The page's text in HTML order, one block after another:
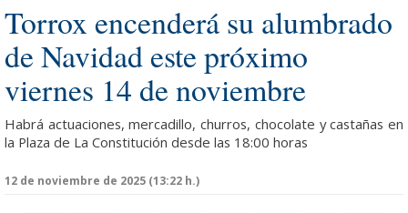
Torrox encenderá su alumbrado
de Navidad este próximo
viernes 14 de noviembre
Habrá actuaciones, mercadillo, churros, chocolate y castañas en
la Plaza de La Constitución desde las 18:00 horas
12 de noviembre de 2025 (13:22 h.)